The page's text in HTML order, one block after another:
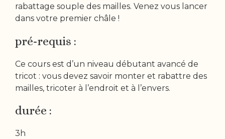
rabattage souple des mailles. Venez vous lancer
dans votre premier châle !
pré-requis :
Ce cours est d’un niveau débutant avancé de
tricot : vous devez savoir monter et rabattre des
mailles, tricoter à l’endroit et à l’envers.
durée :
3h